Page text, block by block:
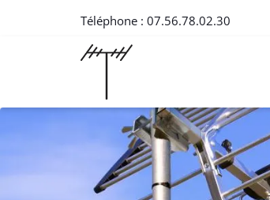
Téléphone : 07.56.78.02.30